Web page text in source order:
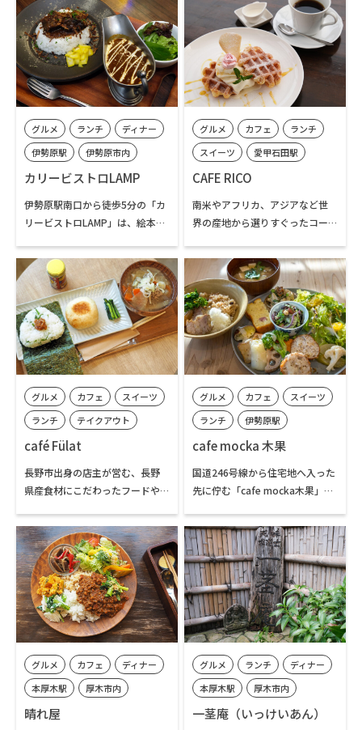
の川辺では、釣り上げたニジマ
スなどを食材にBBQも楽しむこ
とができます。隣接するみのげ茶
屋は、ニジマスの塩焼きをはじ
め、お蕎麦やカレーライス、甘
味などもあり、大山などへ登山
として重宝されています。営業日
をご確認の上、お出かけくださ
人気です。看板メニューの「サラ
ダまぜごはん」の他、カオマン
ガイ、各種タイカレー、パッタ
イ、生春巻き他、ラインアップ
も充実。ほとんどの料理がテイ
クアウト可能です。
グルメ ランチ
ディナー
伊勢原駅
伊勢原市内
カリービストロLAMP
伊勢原駅南口から徒歩5分の「カ
リービストロLAMP」は、絵本の
が目印のお店です。名物は、フレ
ンチ出身のシェフが伝統的な手
法で丁寧にとったフォン（だ
し）をベースに仕上げるルーが
自慢の欧風カレーです。辛さ控え
めで、香り高く奥深いコクが特
徴の味わいは、子どもから大人
のカレー3種を提供し、金・土曜
の夜限定で、お酒にも合う洋食
して営業しています。昼夜問わ
ず、心に明かりが灯るような美味
しい食体験が待っています。
グルメ カフェ
ランチ
スイーツ
愛甲石田駅
伊勢原市内
CAFE RICO
南米やアフリカ、アジアなど世
界の産地から選りすぐったコー
ンドドリップで提供するコーヒ
ーの専門店。終日提供する軽食
や自家製のスイーツをはじめ、
ランチタイム限定の食事メニュ
ーも人気です。コーヒーは、常時
14種の豆を取り揃えており、い
ずれもホットでもアイスでもオ
単位で購入もできるコーヒー豆
は、大山や伊勢原のお土産品に
グルメ カフェ
スイーツ
ランチ
テイクアウト
伊勢原駅
café Fülat
長野市出身の店主が営む、長野
県産食材にこだわったフードや
土食であるおやき、戸隠産のお米
でつくるおむすび、小布施の栗
をつかった絶品スイーツなど、神
奈川ではなかなか味わうことが
できない信州ご当地の味を、店
内でも、テイクアウトでも気軽
に楽しむことができます。営業日
休）です。
グルメ カフェ
スイーツ
ランチ
伊勢原駅
伊勢原市内
cafe mocka 木果
国道246号線から住宅地へ入った
先に佇む「cafe mocka木果」
小さなカフェ。ミモザやロシア
ンオリーブなど季節の木々に囲
まれた庭を抜けて店内に入る
と、手作りの家具やアンティー
クが彩る、ゆったりとした空間
が広がります。地元「Irodori農
園」の野菜を中心に、シンプル
出した「LUNCHプレート」や、
自家製アイス、季節のタルトな
いのひとときを過ごすことがで
グルメ カフェ
ディナー
本厚木駅
厚木市内
晴れ屋
グルメ ランチ
ディナー
本厚木駅
厚木市内
一茎庵（いっけいあん）